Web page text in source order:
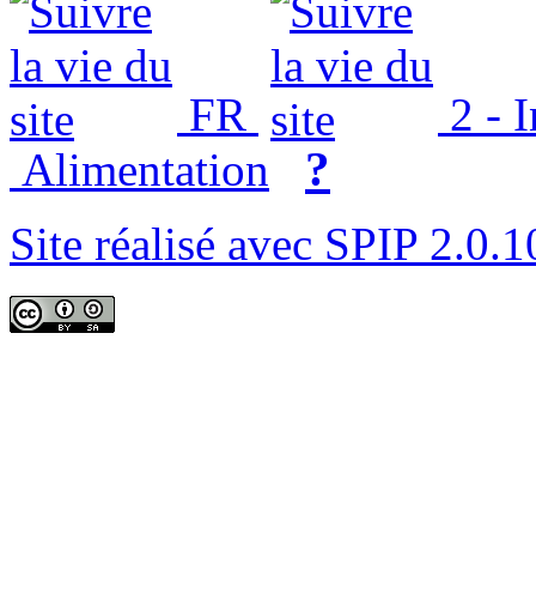
FR
2 -
Alimentation
?
Site réalisé avec SPIP